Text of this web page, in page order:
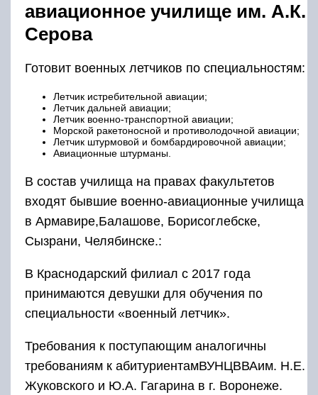
авиационное училище им. А.К.
Серова
Готовит военных летчиков по специальностям:
Летчик истребительной авиации;
Летчик дальней авиации;
Летчик военно-транспортной авиации;
Морской ракетоносной и противолодочной авиации;
Летчик штурмовой и бомбардировочной авиации;
Авиационные штурманы.
В состав училища на правах факультетов
входят бывшие военно-авиационные училища
в Армавире,Балашове, Борисоглебске,
Сызрани, Челябинске.:
В Краснодарский филиал с 2017 года
принимаются девушки для обучения по
специальности «военный летчик».
Требования к поступающим аналогичны
требованиям к абитуриентамВУНЦВВАим. Н.Е.
Жуковского и Ю.А. Гагарина в г. Воронеже.